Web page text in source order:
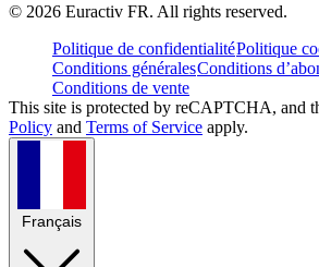
© 2026 Euractiv FR. All rights reserved.
Politique de confidentialitéPolitique
Conditions généralesConditions
Conditions de vente
This site is protected by reCAPTCHA, and
Policy and Terms of Service apply.
Français